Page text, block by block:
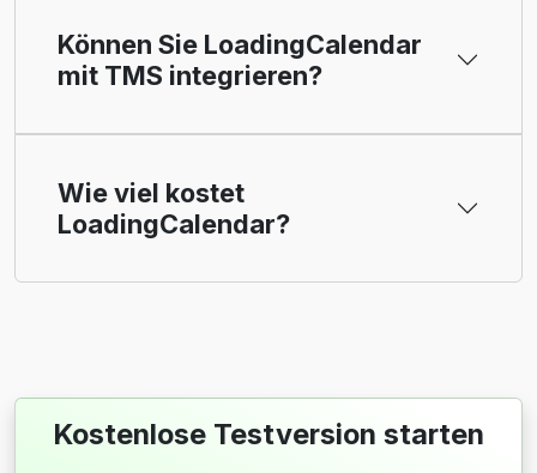
Können Sie LoadingCalendar
mit TMS integrieren?
Wie viel kostet
LoadingCalendar?
Kostenlose Testversion starten